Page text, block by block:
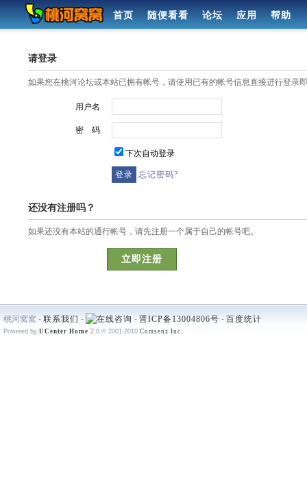
首页 随便看看 论坛 应用 帮助
请登录
如果您在桃河论坛或本站已拥有帐号，请使用已有的帐号信息直接进行登录
用户名
密 码
下次自动登录
忘记密码?
还没有注册吗？
如果还没有本站的通行帐号，请先注册一个属于自己的帐号吧。
立即注册
桃河窝窝 - 联系我们 - - 晋ICP备13004806号 - 百度统计
Powered by UCenter Home 2.0 © 2001-2010 Comsenz Inc.